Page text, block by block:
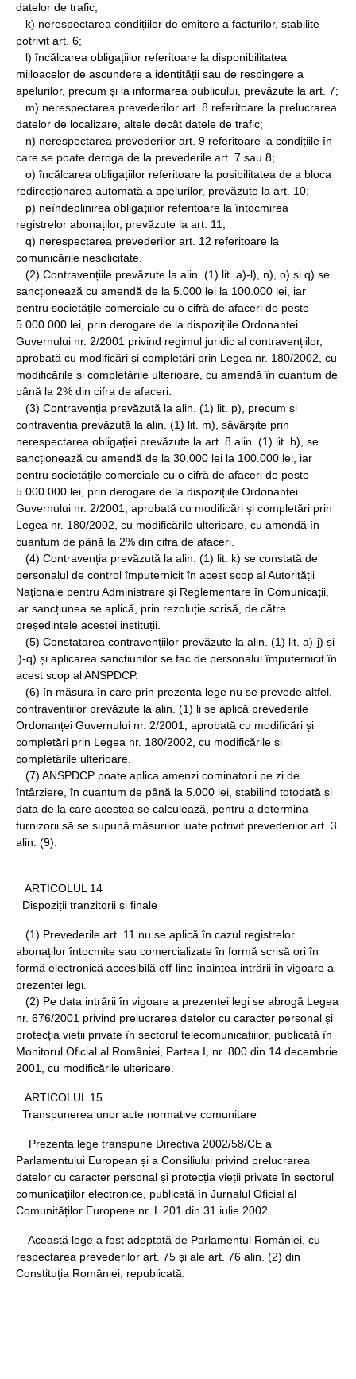
datelor de trafic;
k) nerespectarea condițiilor de emitere a facturilor, stabilite
potrivit art. 6;
l) încălcarea obligațiilor referitoare la disponibilitatea
mijloacelor de ascundere a identității sau de respingere a
apelurilor, precum și la informarea publicului, prevăzute la art. 7;
m) nerespectarea prevederilor art. 8 referitoare la prelucrarea
datelor de localizare, altele decât datele de trafic;
n) nerespectarea prevederilor art. 9 referitoare la condițiile în
care se poate deroga de la prevederile art. 7 sau 8;
o) încălcarea obligațiilor referitoare la posibilitatea de a bloca
redirecționarea automată a apelurilor, prevăzute la art. 10;
p) neîndeplinirea obligațiilor referitoare la întocmirea
registrelor abonaților, prevăzute la art. 11;
q) nerespectarea prevederilor art. 12 referitoare la
comunicările nesolicitate.
(2) Contravențiile prevăzute la alin. (1) lit. a)-l), n), o) și q) se
sancționează cu amendă de la 5.000 lei la 100.000 lei, iar
pentru societățile comerciale cu o cifră de afaceri de peste
5.000.000 lei, prin derogare de la dispozițiile Ordonanței
Guvernului nr. 2/2001 privind regimul juridic al contravențiilor,
aprobată cu modificări și completări prin Legea nr. 180/2002, cu
modificările și completările ulterioare, cu amendă în cuantum de
până la 2% din cifra de afaceri.
(3) Contravenția prevăzută la alin. (1) lit. p), precum și
contravenția prevăzută la alin. (1) lit. m), săvârșite prin
nerespectarea obligației prevăzute la art. 8 alin. (1) lit. b), se
sancționează cu amendă de la 30.000 lei la 100.000 lei, iar
pentru societățile comerciale cu o cifră de afaceri de peste
5.000.000 lei, prin derogare de la dispozițiile Ordonanței
Guvernului nr. 2/2001, aprobată cu modificări și completări prin
Legea nr. 180/2002, cu modificările ulterioare, cu amendă în
cuantum de până la 2% din cifra de afaceri.
(4) Contravenția prevăzută la alin. (1) lit. k) se constată de
personalul de control împuternicit în acest scop al Autorității
Naționale pentru Administrare și Reglementare în Comunicații,
iar sancțiunea se aplică, prin rezoluție scrisă, de către
președintele acestei instituții.
(5) Constatarea contravențiilor prevăzute la alin. (1) lit. a)-j) și
l)-q) și aplicarea sancțiunilor se fac de personalul împuternicit în
acest scop al ANSPDCP.
(6) în măsura în care prin prezenta lege nu se prevede altfel,
contravențiilor prevăzute la alin. (1) li se aplică prevederile
Ordonanței Guvernului nr. 2/2001, aprobată cu modificări și
completări prin Legea nr. 180/2002, cu modificările și
completările ulterioare.
(7) ANSPDCP poate aplica amenzi cominatorii pe zi de
întârziere, în cuantum de până la 5.000 lei, stabilind totodată și
data de la care acestea se calculează, pentru a determina
furnizorii să se supună măsurilor luate potrivit prevederilor art. 3
alin. (9).
ARTICOLUL 14
Dispoziții tranzitorii și finale
(1) Prevederile art. 11 nu se aplică în cazul registrelor
abonaților întocmite sau comercializate în formă scrisă ori în
formă electronică accesibilă off-line înaintea intrării în vigoare a
prezentei legi.
(2) Pe data intrării în vigoare a prezentei legi se abrogă Legea
nr. 676/2001 privind prelucrarea datelor cu caracter personal și
protecția vieții private în sectorul telecomunicațiilor, publicată în
Monitorul Oficial al României, Partea I, nr. 800 din 14 decembrie
2001, cu modificările ulterioare.
ARTICOLUL 15
Transpunerea unor acte normative comunitare
Prezenta lege transpune Directiva 2002/58/CE a
Parlamentului European și a Consiliului privind prelucrarea
datelor cu caracter personal și protecția vieții private în sectorul
comunicațiilor electronice, publicată în Jurnalul Oficial al
Comunităților Europene nr. L 201 din 31 iulie 2002.
Această lege a fost adoptată de Parlamentul României, cu
respectarea prevederilor art. 75 și ale art. 76 alin. (2) din
Constituția României, republicată.